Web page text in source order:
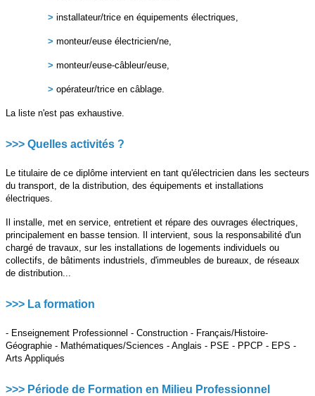
> installateur/trice en équipements électriques,
> monteur/euse électricien/ne,
> monteur/euse-câbleur/euse,
> opérateur/trice en câblage.
La liste n'est pas exhaustive.
>>> Quelles activités ?
Le titulaire de ce diplôme intervient en tant qu'électricien dans les secteurs
du transport, de la distribution, des équipements et installations
électriques.
Il installe, met en service, entretient et répare des ouvrages électriques,
principalement en basse tension. Il intervient, sous la responsabilité d'un
chargé de travaux, sur les installations de logements individuels ou
collectifs, de bâtiments industriels, d'immeubles de bureaux, de réseaux
de distribution...
>>> La formation
- Enseignement Professionnel - Construction - Français/Histoire-
Géographie - Mathématiques/Sciences - Anglais - PSE - PPCP - EPS -
Arts Appliqués
>>> Période de Formation en Milieu Professionnel